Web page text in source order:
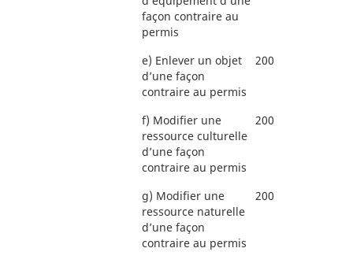
façon contraire au
permis
e) Enlever un objet
d’une façon
contraire au permis
200
f) Modifier une
ressource culturelle
d’une façon
contraire au permis
200
g) Modifier une
ressource naturelle
d’une façon
contraire au permis
200